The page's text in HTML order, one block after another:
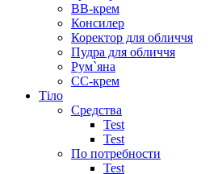
ВВ-крем
Консилер
Коректор для обличчя
Пудра для обличчя
Рум`яна
СС-крем
Тіло
Средства
Test
Test
По потребности
Test